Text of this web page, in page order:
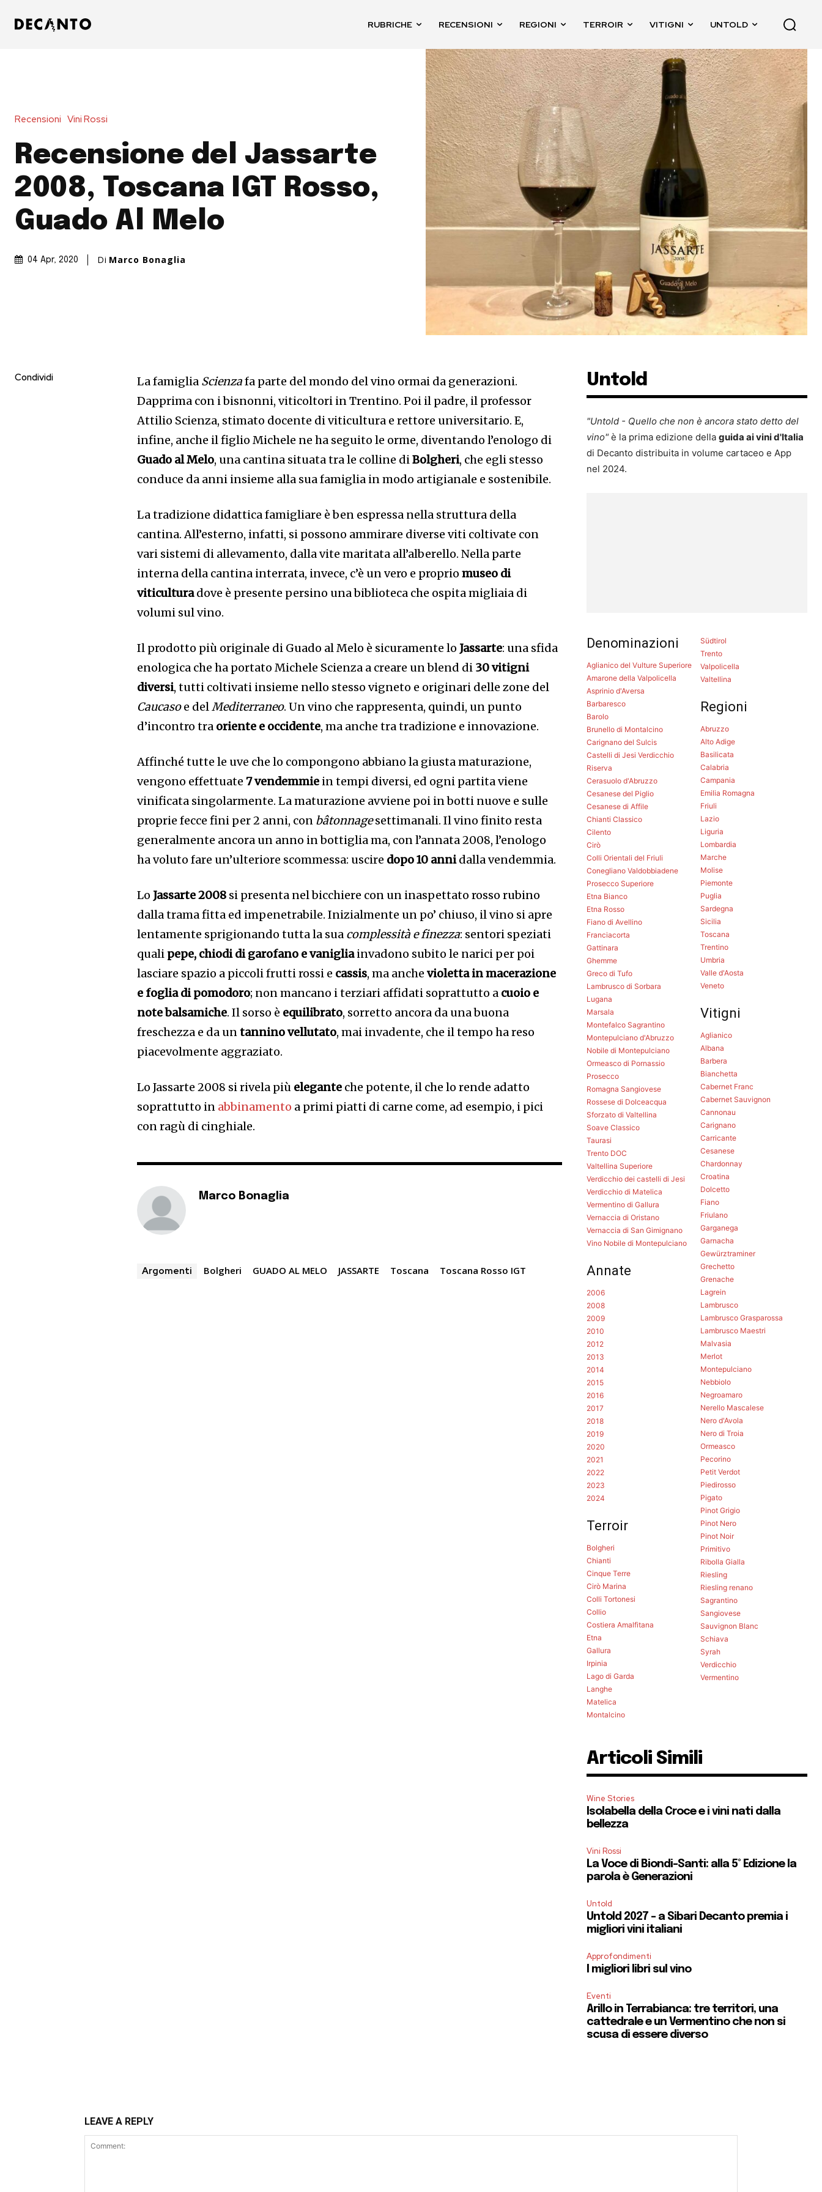
RUBRICHE RECENSIONI REGIONI TERROIR VITIGNI UNTOLD
Recensioni Vini Rossi
Recensione del Jassarte
2008, Toscana IGT Rosso,
Guado Al Melo
04 Apr, 2020 Di Marco Bonaglia
Condividi La famiglia Scienzafa parte del mondo del vino ormai da generazioni.
Dapprima con i bisnonni, viticoltori in Trentino. Poi il padre, il professor
Attilio Scienza, stimato docente di viticultura e rettore universitario. E,
infine, anche il figlio Michele ne ha seguito le orme, diventando l’enologo di
Guado al Melo, una cantina situata tra le colline diBolgheri, che egli stesso
conduce da anni insieme alla sua famiglia in modo artigianale e sostenibile.
La tradizione didattica famigliare è ben espressa nella struttura della
cantina. All’esterno, infatti, si possono ammirare diverse viti coltivate con
vari sistemi di allevamento, dalla vite maritata all’alberello. Nella parte
interna della cantina interrata, invece, c’è un vero e propriomuseo di
viticulturadove è presente persino una biblioteca che ospita migliaia di
volumi sul vino.
Il prodotto più originale di Guado al Melo è sicuramente lo Jassarte: una sfida
enologica che ha portato Michele Scienza a creare un blend di 30 vitigni
diversi, tutti coltivati insieme nello stesso vigneto e originari delle zone del
Caucasoe delMediterraneo. Un vino che rappresenta, quindi, un punto
d’incontro tra oriente e occidente, ma anche tra tradizione e innovazione.
Affinché tutte le uve che lo compongono abbiano la giusta maturazione,
vengono effettuate7 vendemmie in tempi diversi, ed ogni partita viene
vinificata singolarmente. La maturazione avviene poi in botti nuove e sulle
proprie fecce fini per 2 anni, con bâtonnagesettimanali. Il vino finito resta
generalmente ancora un anno in bottiglia ma, con l’annata 2008, l’enologo
ha voluto fare un’ulteriore scommessa: uscire dopo 10 annidalla vendemmia.
Lo Jassarte 2008 si presenta nel bicchiere con un inaspettato rosso rubino
dalla trama fitta ed impenetrabile. Inizialmente un po’ chiuso, il vino si apre
lentamente sprigionando tutta la sua complessità e finezza: sentori speziati
quali pepe, chiodi di garofano e vanigliainvadono subito le narici per poi
lasciare spazio a piccoli frutti rossi e cassis, ma anchevioletta in macerazione
e foglia di pomodoro; non mancano i terziari affidati soprattutto a cuoio e
note balsamiche. Il sorso è equilibrato, sorretto ancora da una buona
freschezza e da untanninovellutato, mai invadente, che il tempo ha reso
piacevolmente aggraziato.
Lo Jassarte 2008 si rivela più elegante che potente, il che lo rende adatto
soprattutto in abbinamento a primi piatti di carne come, ad esempio, i pici
con ragù di cinghiale.
Marco Bonaglia
Argomenti Bolgheri GUADO AL MELO JASSARTE Toscana Toscana Rosso IGT
Untold
"Untold - Quello che non è ancora stato detto del
vino" è la prima edizione dellaguida ai vini d'Italia
di Decanto distribuita in volume cartaceo e App
nel 2024.
Denominazioni
Aglianico del Vulture Superiore
Amarone della Valpolicella
Asprinio d'Aversa
Barbaresco
Barolo
Brunello di Montalcino
Carignano del Sulcis
Castelli di Jesi Verdicchio
Riserva
Cerasuolo d'Abruzzo
Cesanese del Piglio
Cesanese di Affile
Chianti Classico
Cilento
Cirò
Colli Orientali del Friuli
Conegliano Valdobbiadene
Prosecco Superiore
Etna Bianco
Etna Rosso
Fiano di Avellino
Franciacorta
Gattinara
Ghemme
Greco di Tufo
Lambrusco di Sorbara
Lugana
Marsala
Montefalco Sagrantino
Montepulciano d'Abruzzo
Nobile di Montepulciano
Ormeasco di Pornassio
Prosecco
Romagna Sangiovese
Rossese di Dolceacqua
Sforzato di Valtellina
Soave Classico
Taurasi
Trento DOC
Valtellina Superiore
Verdicchio dei castelli di Jesi
Verdicchio di Matelica
Vermentino di Gallura
Vernaccia di Oristano
Vernaccia di San Gimignano
Vino Nobile di Montepulciano
Annate
2006
2008
2009
2010
2012
2013
2014
2015
2016
2017
2018
2019
2020
2021
2022
2023
2024
Terroir
Bolgheri
Chianti
Cinque Terre
Cirò Marina
Colli Tortonesi
Collio
Costiera Amalfitana
Etna
Gallura
Irpinia
Lago di Garda
Langhe
Matelica
Montalcino
Südtirol
Trento
Valpolicella
Valtellina
Regioni
Abruzzo
Alto Adige
Basilicata
Calabria
Campania
Emilia Romagna
Friuli
Lazio
Liguria
Lombardia
Marche
Molise
Piemonte
Puglia
Sardegna
Sicilia
Toscana
Trentino
Umbria
Valle d'Aosta
Veneto
Vitigni
Aglianico
Albana
Barbera
Bianchetta
Cabernet Franc
Cabernet Sauvignon
Cannonau
Carignano
Carricante
Cesanese
Chardonnay
Croatina
Dolcetto
Fiano
Friulano
Garganega
Garnacha
Gewürztraminer
Grechetto
Grenache
Lagrein
Lambrusco
Lambrusco Grasparossa
Lambrusco Maestri
Malvasia
Merlot
Montepulciano
Nebbiolo
Negroamaro
Nerello Mascalese
Nero d'Avola
Nero di Troia
Ormeasco
Pecorino
Petit Verdot
Piedirosso
Pigato
Pinot Grigio
Pinot Nero
Pinot Noir
Primitivo
Ribolla Gialla
Riesling
Riesling renano
Sagrantino
Sangiovese
Sauvignon Blanc
Schiava
Syrah
Verdicchio
Vermentino
Articoli Simili
Wine Stories
Isolabella della Croce e i vini nati dalla
bellezza
Vini Rossi
La Voce di Biondi-Santi: alla 5° Edizione la
parola è Generazioni
Untold
Untold 2027 – a Sibari Decanto premia i
migliori vini italiani
Approfondimenti
I migliori libri sul vino
Eventi
Arillo in Terrabianca: tre territori, una
cattedrale e un Vermentino che non si
scusa di essere diverso
LEAVE A REPLY